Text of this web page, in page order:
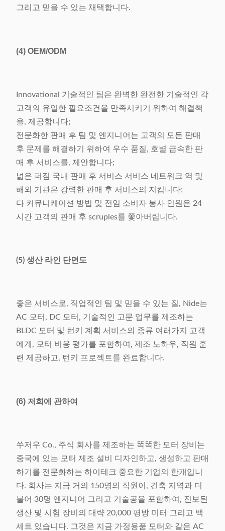
그리고 믿을 수 있는 채택합니다.
(4) OEM/ODM
Innovational 기술적인 팀은 완벽한 완전한 기술적인 각
고객의 유일한 필요조건을 만족시키기 위하여 해결책
을, 제공합니다;
전문화한 판매 후 팀 및 엔지니어는 고객의 모든 판매
후 문제를 해결하기 위하여 우수 품질, 호별 급속한 판
매 후 서비스를, 제안합니다;
넓은 퍼짐 국내 판매 후 서비스 서비스 네트워크 역 및
해외 기관은 강력한 판매 후 서비스의 지킵니다;
다 커뮤니케이션 방법 및 전임 소비자 봉사 인원은 24
시간 고객의 판매 후 scruples를 쫓아버립니다.
(5) 생산 라인 단면도
좋은 서비스로, 직업적인 팀 및 믿을 수 있는 질, Nide는
AC 모터, DC 모터, 기술적인 고문 업무를 제조하는
BLDC 모터 및 턴키 계획 서비스의 종류 여러가지 고객
에게, 모터 비용 평가를 포함하여, 제조 노하우, 직원 훈
련 제공하고, 턴키 프로젝트를 완료합니다.
(6) 저희에 관하여
쑤저우 Co., 주식 회사를 제조하는 똑똑한 모터 장비는
중국에 있는 모터 제조 설비 디자인하고, 생성하고 판매
하기를 전문화하는 하이테크 중요한 기업의 한개입니
다. 회사는 지금 거의 150명의 직원이, 건축 지역과 더
불어 30명 엔지니어 그리고 기술공을 포함하여, 진보된
생산 및 시험 장비의 대략 20,000 평방 미터 그리고 백
세트 있습니다. 그것은 지금 가정용품 모터와 같은 AC